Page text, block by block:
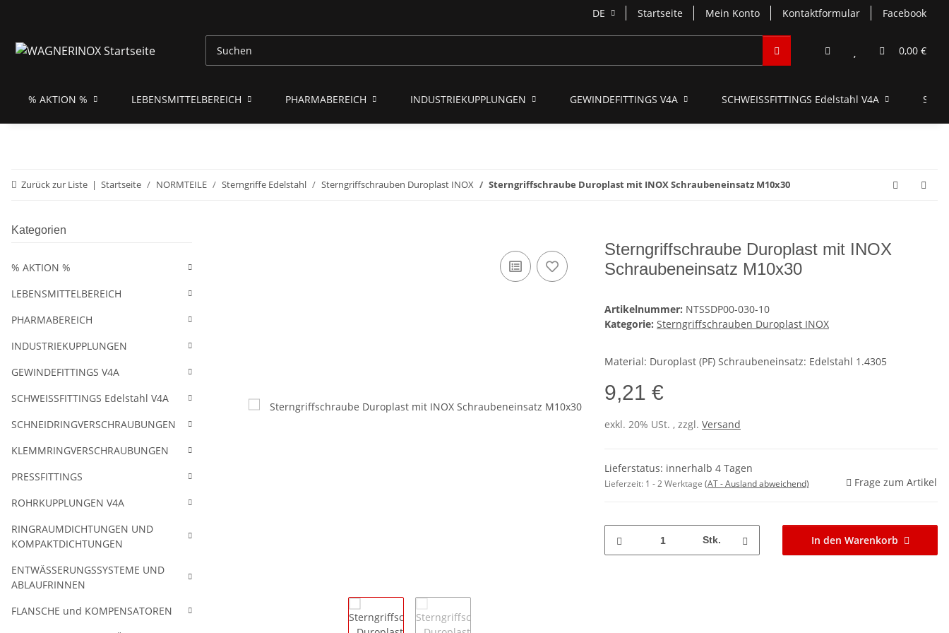
DE Startseite Mein Konto Kontaktformular Facebook
0,00 €
% AKTION % LEBENSMITTELBEREICH PHARMABEREICH INDUSTRIEKUPPLUNGEN GEWINDEFITTINGS V4A SCHWEISSFITTINGS Edelstahl V4A
Zurück zur Liste Startseite NORMTEILE Sterngriffe Edelstahl Sterngriffschrauben Duroplast INOX Sterngriffschraube Duroplast mit INOX Schraubeneinsatz M10x30
Sterngriffschraube Duroplast mit INOX
Schraubeneinsatz M10x30
Artikelnummer: NTSSDP00-030-10
Kategorie: Sterngriffschrauben Duroplast INOX
Material: Duroplast (PF) Schraubeneinsatz: Edelstahl 1.4305
9,21 €
exkl. 20% USt. , zzgl. Versand
Lieferstatus: innerhalb 4 Tagen
Lieferzeit: 1 - 2 Werktage (AT - Ausland abweichend) Frage zum Artikel
Stk. In den Warenkorb
Kategorien
% AKTION %
LEBENSMITTELBEREICH
PHARMABEREICH
INDUSTRIEKUPPLUNGEN
GEWINDEFITTINGS V4A
SCHWEISSFITTINGS Edelstahl V4A
SCHNEIDRINGVERSCHRAUBUNGEN
KLEMMRINGVERSCHRAUBUNGEN
PRESSFITTINGS
ROHRKUPPLUNGEN V4A
RINGRAUMDICHTUNGEN UND
KOMPAKTDICHTUNGEN
ENTWÄSSERUNGSSYSTEME UND
ABLAUFRINNEN
FLANSCHE und KOMPENSATOREN